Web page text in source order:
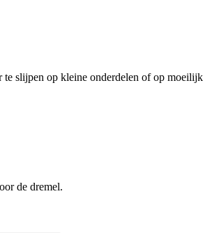
te slijpen op kleine onderdelen of op moeilijk
de dremel.